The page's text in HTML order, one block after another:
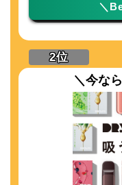
＼
＼今な